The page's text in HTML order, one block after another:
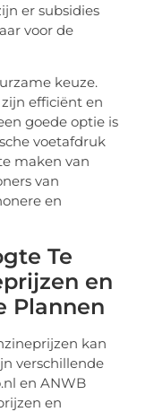
er subsidies
voor de
keuze.
efficiënt en
goede optie is
voetafdruk
maken van
van
en
Te
en
Plannen
kan
verschillende
en ANWB
en